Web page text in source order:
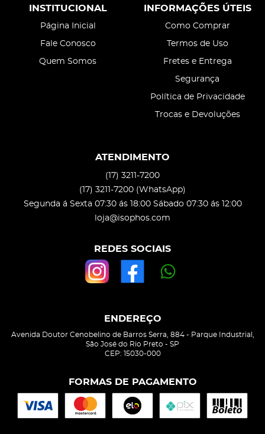
INSTITUCIONAL
Página Inicial
Fale Conosco
Quem Somos
INFORMAÇÕES ÚTEIS
Como Comprar
Termos de Uso
Fretes e Entrega
Segurança
Política de Privacidade
Trocas e Devoluções
ATENDIMENTO
(17) 3211-7200
(17) 3211-7200 (WhatsApp)
Segunda á Sexta 07:30 ás 18:00 Sábado 07:30 ás 12:00
loja@isophos.com
REDES SOCIAIS
ENDEREÇO
Avenida Doutor Cenobelino de Barros Serra, 884- Parque Industrial,
São José do Rio Preto - SP
CEP: 15030-000
FORMAS DE PAGAMENTO